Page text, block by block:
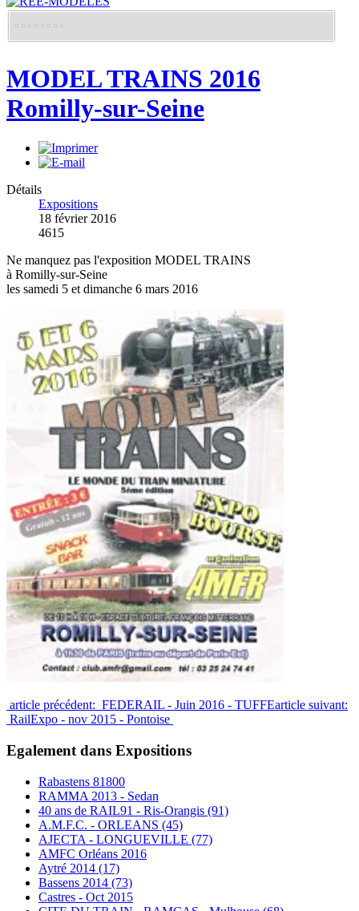
MODEL TRAINS 2016
Romilly-sur-Seine
Détails
Expositions
18 février 2016
4615
Ne manquez pas l'exposition MODEL TRAINS
à Romilly-sur-Seine
les samedi 5 et dimanche 6 mars 2016
article précédent: FEDERAIL - Juin 2016 - TUFFEarticle suivant:
RailExpo - nov 2015 - Pontoise
Egalement dans Expositions
Rabastens 81800
RAMMA 2013 - Sedan
40 ans de RAIL91 - Ris-Orangis (91)
A.M.F.C. - ORLEANS (45)
AJECTA - LONGUEVILLE (77)
AMFC Orléans 2016
Aytré 2014 (17)
Bassens 2014 (73)
Castres - Oct 2015